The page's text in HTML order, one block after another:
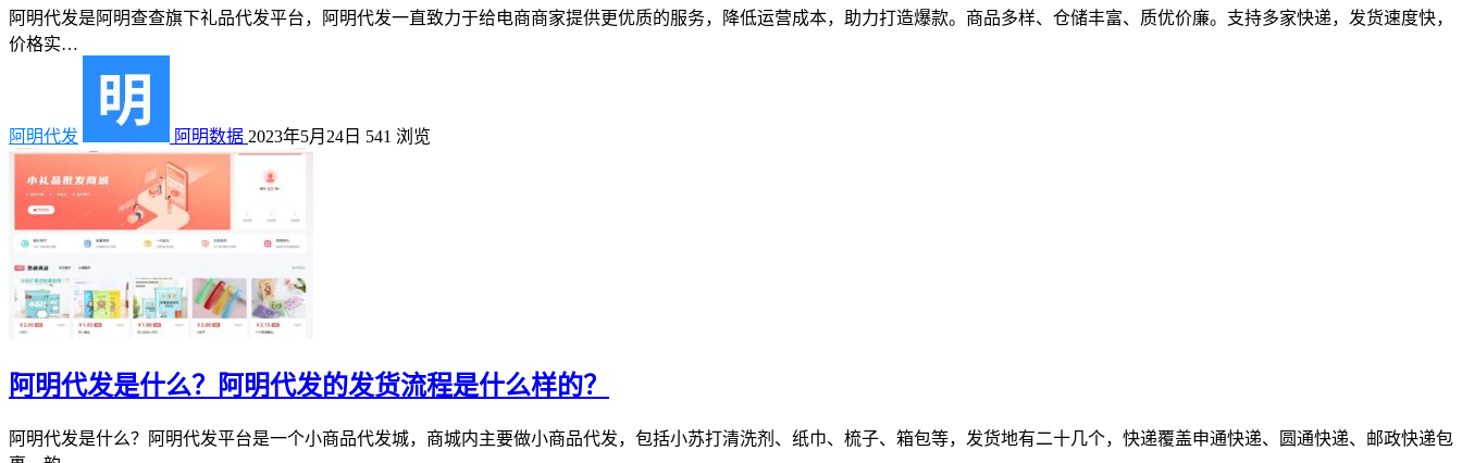
阿明代发是阿明查查旗下礼品代发平台，阿明代发一直致力于给电商商家提供更优质的服务，降低运营成本，助力打造爆款。商品多样、仓储丰富、质优价廉。支持多家快递，发货速度快，
价格实…
阿明代发 阿明数据 2023年5月24日 541 浏览
阿明代发是什么？阿明代发的发货流程是什么样的？
阿明代发是什么？阿明代发平台是一个小商品代发城，商城内主要做小商品代发，包括小苏打清洗剂、纸巾、梳子、箱包等，发货地有二十几个，快递覆盖申通快递、圆通快递、邮政快递包